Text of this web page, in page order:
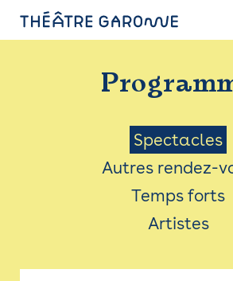
PROGRAMME
INFOS PRATIQUES
AVEC LES PUBLICS
ACCESSIBILITÉ
LES PRODUCTIONS
Menu
Saison
Spectacles
Autres rendez-
Temps forts
Artistes